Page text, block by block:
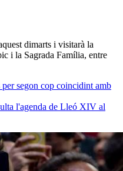
dimarts i visitarà la
i la Sagrada Família, entre
segon cop coincidint amb
l'agenda de Lleó XIV al